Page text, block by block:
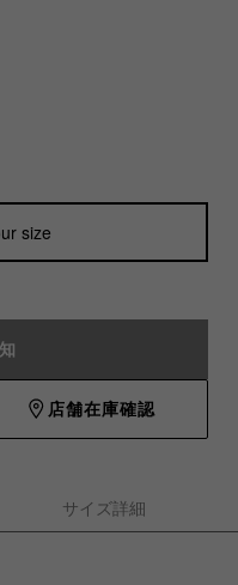
size
店舗在庫確認
サイズ詳細